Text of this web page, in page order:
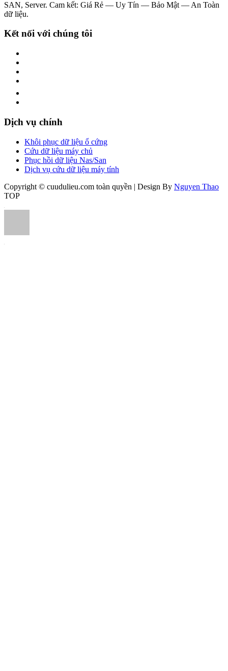
SAN, Server. Cam kết: Giá Rẻ — Uy Tín — Bảo Mật — An Toàn
dữ liệu.
Kết nối với chúng tôi
Dịch vụ chính
Khôi phục dữ liệu ổ cứng
Cứu dữ liệu máy chủ
Phục hồi dữ liệu Nas/San
Dịch vụ cứu dữ liệu máy tính
Copyright © cuudulieu.com toàn quyền | Design By Nguyen Thao
TOP